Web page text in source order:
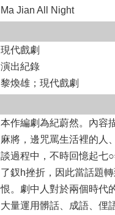
Ma Jian All Night
現代戲劇
演出紀錄
黎煥雄；現代戲劇
本作編劇為紀蔚然。內容
麻將，邊咒罵生活裡的人
談過程中，不時回憶起七
了釵h挫折，因此當話題
恨。劇中人對於兩個時代
大量運用髒話、成語、俚